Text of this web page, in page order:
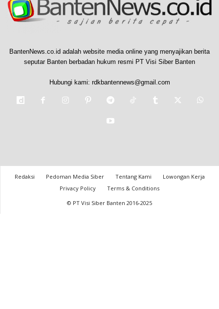
BantenNews.co.id adalah website media online yang menyajikan berita
seputar Banten berbadan hukum resmi PT Visi Siber Banten
Hubungi kami: rdkbantennews@gmail.com
Redaksi Pedoman Media Siber Tentang Kami
Lowongan Kerja
Privacy Policy
Terms & Conditions
© PT Visi Siber Banten 2016-2025